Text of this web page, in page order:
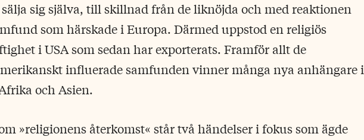
sig själva, till skillnad från de liknöjda och med reaktionen
som härskade i Europa. Därmed uppstod en religiös
i USA som sedan har exporterats. Framför allt de
influerade samfunden vinner många nya anhängare i
och Asien.
»religionens återkomst« står två händelser i fokus som ägde